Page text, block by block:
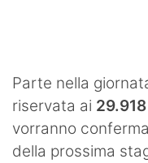
Parte nella
riservata ai
vorranno
della prossima